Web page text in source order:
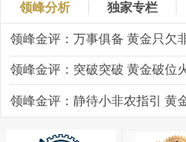
领峰分析 独家专栏
领峰金评：突破突破 黄金破位